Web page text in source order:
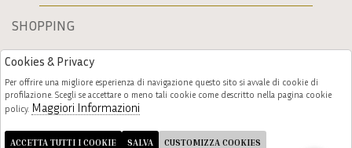
SHOPPING
Cookies & Privacy
Per offrire una migliore esperienza di navigazione questo sito si avvale di cookie di
profilazione. Scegli se accettare o meno tali cookie come descritto nella pagina cookie
policy. Maggiori Informazioni
ACCETTA TUTTI I COOKIE SALVA CUSTOMIZZA COOKIES